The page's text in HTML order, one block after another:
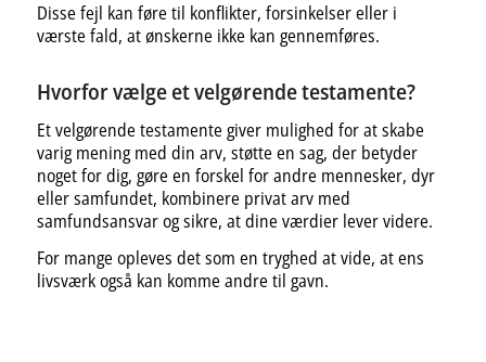
Disse fejl kan føre til konflikter, forsinkelser eller i
værste fald, at ønskerne ikke kan gennemføres.
Hvorfor vælge et velgørende testamente?
Et velgørende testamente giver mulighed for at skabe
varig mening med din arv, støtte en sag, der betyder
noget for dig, gøre en forskel for andre mennesker, dyr
eller samfundet, kombinere privat arv med
samfundsansvar og sikre, at dine værdier lever videre.
For mange opleves det som en tryghed at vide, at ens
livsværk også kan komme andre til gavn.